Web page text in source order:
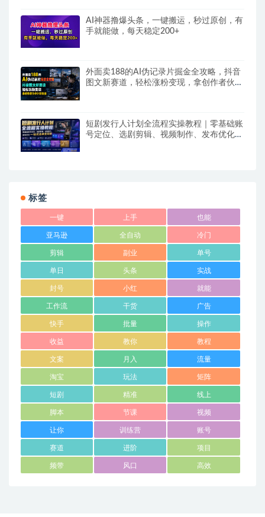
AI神器撸爆头条，一键搬运，秒过原创，有
手就能做，每天稳定200+
外面卖188的AI伪记录片掘金全攻略，抖音
图文新赛道，轻松涨粉变现，拿创作者伙伴
短剧发行人计划全流程实操教程｜零基础账
号定位、选剧剪辑、视频制作、发布优化一
标签
一键 上手 也能
亚马逊 全自动 冷门
剪辑 副业 单号
单日 头条 实战
封号 小红 就能
工作流 干货 广告
快手 批量 操作
收益 教你 教程
文案 月入 流量
淘宝 玩法 矩阵
短剧 精准 线上
脚本 节课 视频
让你 训练营 账号
赛道 进阶 项目
频带 风口 高效